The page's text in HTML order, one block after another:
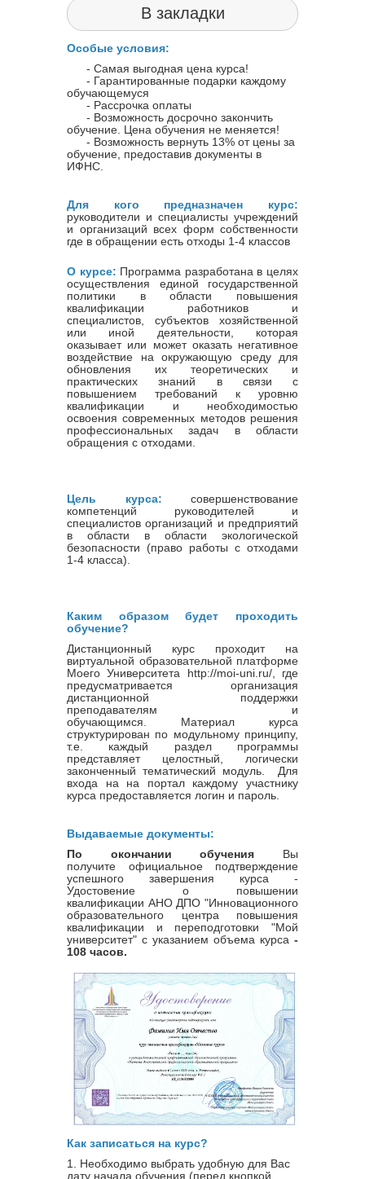
В закладки
Особые условия:
- Самая выгодная цена курса!
- Гарантированные подарки каждому
обучающемуся
- Рассрочка оплаты
- Возможность досрочно закончить
обучение. Цена обучения не меняется!
- Возможность вернуть 13% от цены за
обучение, предоставив документы в
ИФНС.
Для кого предназначен курс:
руководители и специалисты учреждений
и организаций всех форм собственности
где в обращении есть отходы 1-4 классов
О курсе: Программа разработана в целях
осуществления единой государственной
политики в области повышения
квалификации работников и
специалистов, субъектов хозяйственной
или иной деятельности, которая
оказывает или может оказать негативное
воздействие на окружающую среду для
обновления их теоретических и
практических знаний в связи с
повышением требований к уровню
квалификации и необходимостью
освоения современных методов решения
профессиональных задач в области
обращения с отходами.
Цель курса: совершенствование
компетенций руководителей и
специалистов организаций и предприятий
в области в области экологической
безопасности (право работы с отходами
1-4 класса).
Каким образом будет проходить
обучение?
Дистанционный курс проходит на
виртуальной образовательной платформе
Моего Университета http://moi-uni.ru/, где
предусматривается организация
дистанционной поддержки
преподавателям и
обучающимся. Материал курса
структурирован по модульному принципу,
т.е. каждый раздел программы
представляет целостный, логически
законченный тематический модуль. Для
входа на на портал каждому участнику
курса предоставляется логин и пароль.
Выдаваемые документы:
По окончании обучения Вы
получите официальное подтверждение
успешного завершения курса -
Удостовение о повышении
квалификации АНО ДПО "Инновационного
образовательного центра повышения
квалификации и переподготовки "Мой
университет" с указанием объема курса -
108 часов.
Как записаться на курс?
1. Необходимо выбрать удобную для Вас
дату начала обучения (перед кнопкой